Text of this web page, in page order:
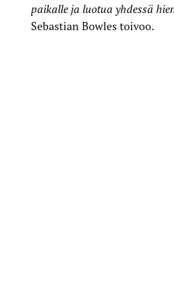
paikalle ja luotua yhdessä
Sebastian Bowles toivoo.